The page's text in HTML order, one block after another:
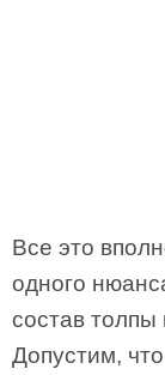
Все это
одного
состав
Допустим,